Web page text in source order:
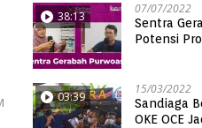
38:13 07/07/2022
Sentra
Potensi
03:39 15/03/2022
Sandiaga
OKE OCE